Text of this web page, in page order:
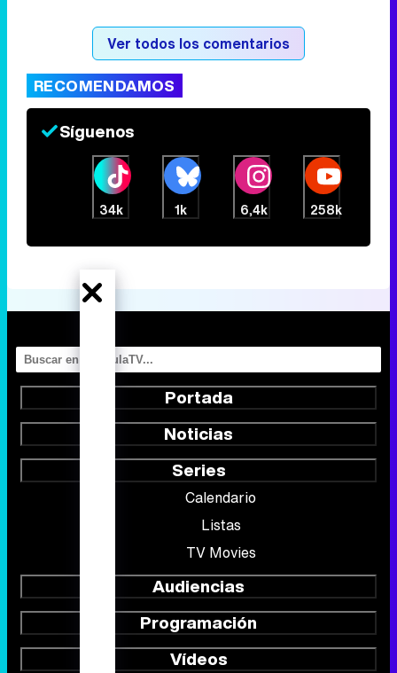
Ver todos los comentarios
RECOMENDAMOS
Síguenos
34k 1k 6,4k 258k
Portada
Noticias
Series
Calendario
Listas
TV Movies
Audiencias
Programación
Vídeos